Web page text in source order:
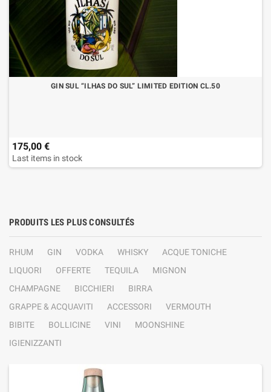
GIN SUL “ILHAS DO SUL” LIMITED EDITION CL.50
175,00 €
Last items in stock
PRODUITS LES PLUS CONSULTÉS
RHUM GIN VODKA WHISKY
ACQUE TONICHE
LIQUORI
OFFERTE TEQUILA
MIGNON
CHAMPAGNE
BICCHIERI
BIRRA
GRAPPE & ACQUAVITI
ACCESSORI
VERMOUTH
BIBITE
BOLLICINE VINI
MOONSHINE
IGIENIZZANTI